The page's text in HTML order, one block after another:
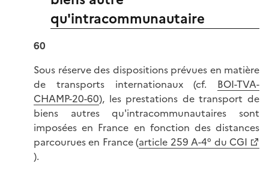
qu'intracommunautaire
60
Sous réserve des dispositions prévues en matière
de transports internationaux (cf. BOI-TVA-
CHAMP-20-60), les prestations de transport de
biens autres qu'intracommunautaires sont
imposées en France en fonction des distances
parcourues en France (article 259 A-4° du CGI
).